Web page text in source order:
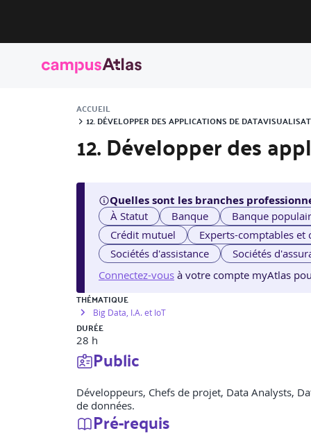
ACCUEIL
12. DÉVELOPPER DES APPLICATIONS DE
12. Développer des
Quelles sont les branches
À Statut Banque Banque
Crédit mutuel
Experts-comptables et
Sociétés d'assistance
Sociétés
Connectez-vous à votre compte myAtlas
THÉMATIQUE
Big Data, I.A. et IoT
DURÉE
28 h
Public
Développeurs, Chefs de projet, Data Analysts,
de données.
Pré-requis